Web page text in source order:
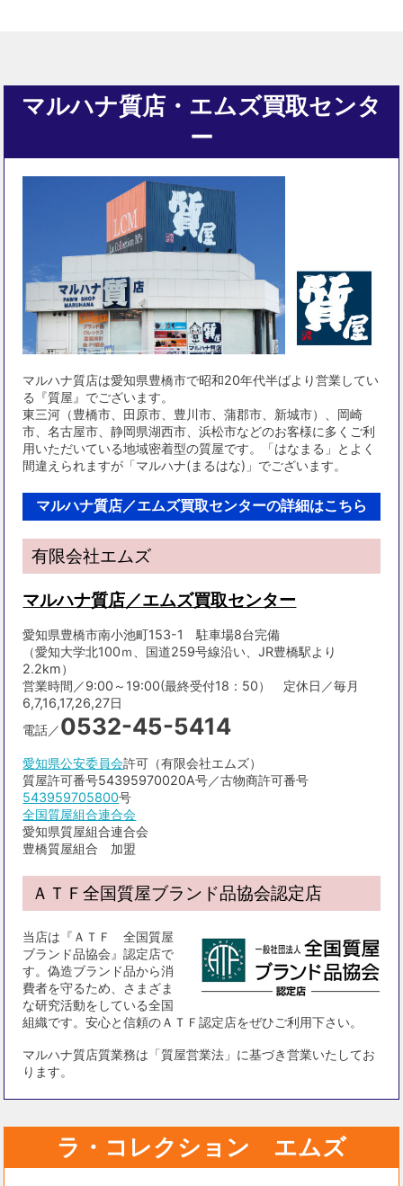
マルハナ質店・エムズ買取センタ
ー
マルハナ質店は愛知県豊橋市で昭和20年代半ばより営業してい
る『質屋』でございます。
東三河（豊橋市、田原市、豊川市、蒲郡市、新城市）、岡崎
市、名古屋市、静岡県湖西市、浜松市などのお客様に多くご利
用いただいている地域密着型の質屋です。「はなまる」とよく
間違えられますが「マルハナ(まるはな)」でございます。
マルハナ質店／エムズ買取センターの詳細はこちら
有限会社エムズ
マルハナ質店／エムズ買取センター
愛知県豊橋市南小池町153-1 駐車場8台完備
（愛知大学北100ｍ、国道259号線沿い、JR豊橋駅より
2.2km）
営業時間／9:00～19:00(最終受付18：50） 定休日／毎月
6,7,16,17,26,27日
電話／0532-45-5414
愛知県公安委員会許可（有限会社エムズ）
質屋許可番号54395970020A号／古物商許可番号
543959705800号
全国質屋組合連合会
愛知県質屋組合連合会
豊橋質屋組合 加盟
ＡＴＦ全国質屋ブランド品協会認定店
当店は『ＡＴＦ 全国質屋
ブランド品協会』認定店で
す。偽造ブランド品から消
費者を守るため、さまざま
な研究活動をしている全国
組織です。安心と信頼のＡＴＦ認定店をぜひご利用下さい。
マルハナ質店質業務は「質屋営業法」に基づき営業いたしてお
ります。
ラ・コレクション エムズ